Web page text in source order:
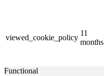
viewed_cookie_policy
11
months
Functional